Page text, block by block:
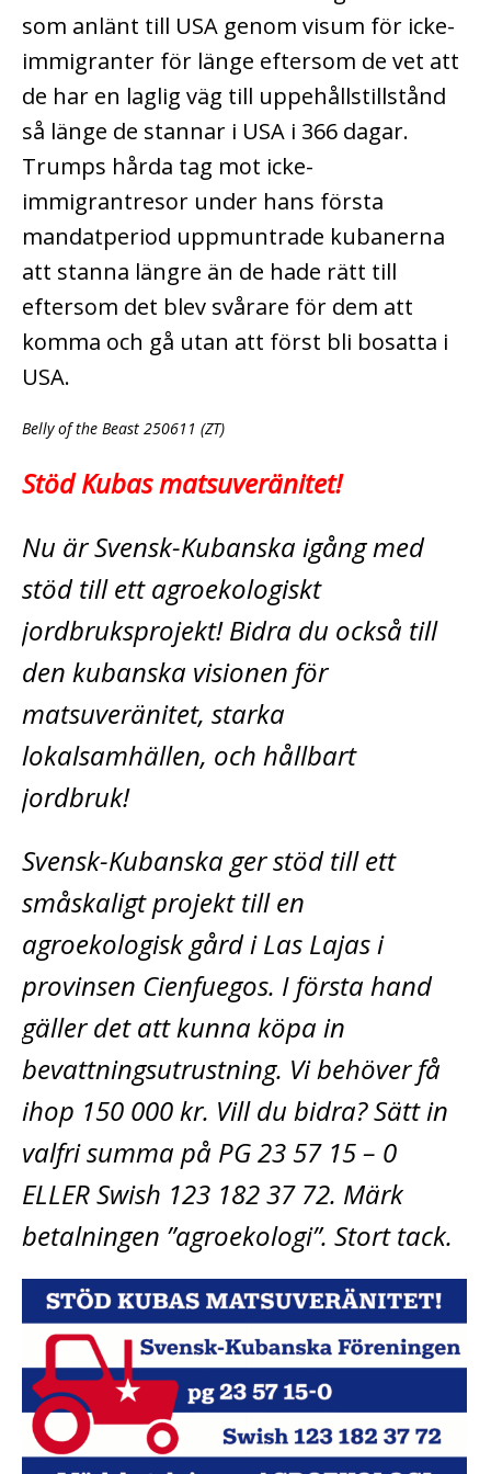
som anlänt till USA genom visum för icke-
immigranter för länge eftersom de vet att
de har en laglig väg till uppehållstillstånd
så länge de stannar i USA i 366 dagar.
Trumps hårda tag mot icke-
immigrantresor under hans första
mandatperiod uppmuntrade kubanerna
att stanna längre än de hade rätt till
eftersom det blev svårare för dem att
komma och gå utan att först bli bosatta i
USA.
Belly of the Beast 250611 (ZT)
Stöd Kubas matsuveränitet!
Nu är Svensk-Kubanska igång med
stöd till ett agroekologiskt
jordbruksprojekt! Bidra du också till
den kubanska visionen för
matsuveränitet, starka
lokalsamhällen, och hållbart
jordbruk!
Svensk-Kubanska ger stöd till ett
småskaligt projekt till en
agroekologisk gård i Las Lajas i
provinsen Cienfuegos. I första hand
gäller det att kunna köpa in
bevattningsutrustning. Vi behöver få
ihop 150 000 kr. Vill du bidra? Sätt in
valfri summa på PG 23 57 15 – 0
ELLER Swish 123 182 37 72. Märk
betalningen ”agroekologi”. Stort tack.